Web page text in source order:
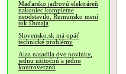
Maďarsko jadrovú elektráreň
nakoniec kompletne
neodstavilo, Rumunsko mení
tok Dunaja
Slovensko.sk má opäť
technické problémy
Alza nasadila dve novinky,
jednu užitočnú a jednu
kontroverznú